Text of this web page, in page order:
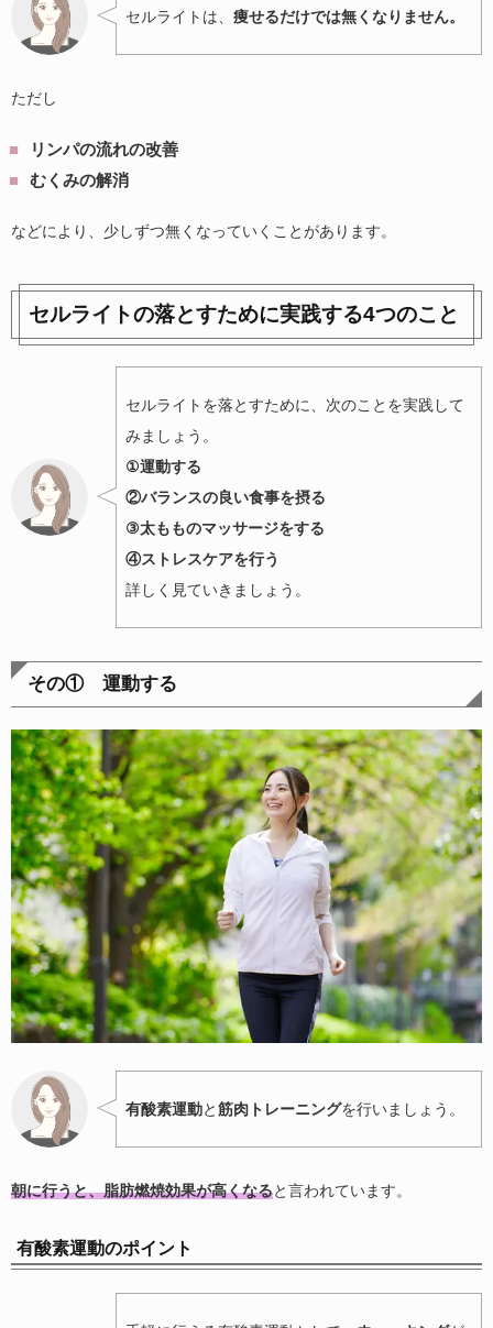
セルライトは、 痩せるだけでは無くなりません。
ただし
リンパの流れの改善
むくみの解消
などにより、少しずつ無くなっていくことがあります。
セルライトの落とすために実践する4つのこと
セルライトを落とすために、次のことを実践して
みましょう。
①運動する
②バランスの良い食事を摂る
③太もものマッサージをする
④ストレスケアを行う
詳しく見ていきましょう。
その① 運動する
有酸素運動と筋肉トレーニングを行いましょう。
朝に行うと、脂肪燃焼効果が高くなると言われています。
有酸素運動のポイント